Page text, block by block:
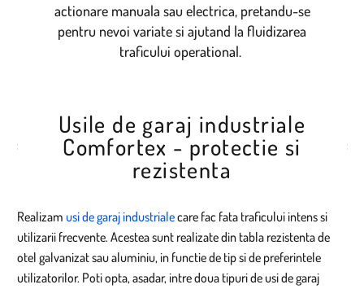
actionare manuala sau electrica, pretandu-se
pentru nevoi variate si ajutand la fluidizarea
traficului operational.
Usile de garaj industriale
Comfortex - protectie si
rezistenta
Realizam usi de garaj industrialecare fac fata traficului intens si
utilizarii frecvente. Acestea sunt realizate din tabla rezistenta de
otel galvanizat sau aluminiu, in functie de tip si de preferintele
utilizatorilor. Poti opta, asadar, intre doua tipuri de usi de garaj